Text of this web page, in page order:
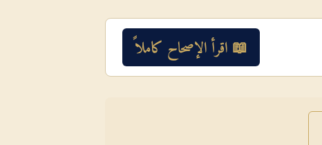
📖 اقرأ الإصحاح كاملاً